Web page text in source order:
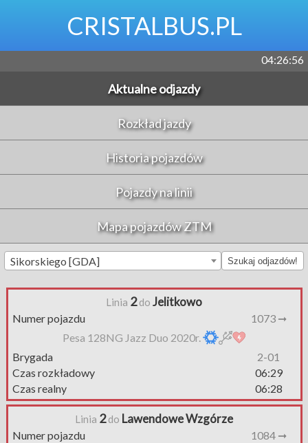
CRISTALBUS.PL
04:26:56
Aktualne odjazdy
Rozkład jazdy
Historia pojazdów
Pojazdy na linii
Mapa pojazdów ZTM
Sikorskiego [GDA] Szukaj odjazdów!
Linia 2do Jelitkowo
Numer pojazdu
1073 ➞
Pesa 128NG Jazz Duo 2020r.
Brygada
2-01
Czas rozkładowy
06:29
Czas realny
06:28
Linia 2do Lawendowe Wzgórze
Numer pojazdu
1084 ➞